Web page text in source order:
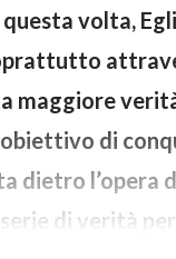
volta,
maggiore
obiettivo di
dietro l’opera
di verità per